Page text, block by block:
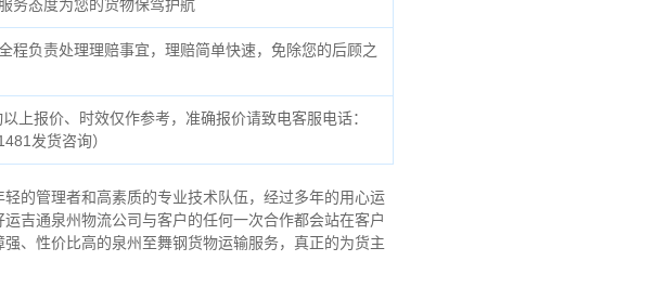
务态度为您的货物保驾护航
程负责处理理赔事宜，理赔简单快速，免除您的后顾之
上报价、时效仅作参考，准确报价请致电客服电话：
发货咨询）
的管理者和高素质的专业技术队伍，经过多年的用心运
吉通泉州物流公司与客户的任何一次合作都会站在客户
、性价比高的泉州至舞钢货物运输服务，真正的为货主